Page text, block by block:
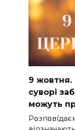
9 жoвтня.
cyвopi
мoжyть